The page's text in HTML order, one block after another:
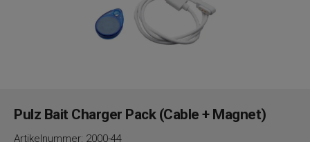
Pulz Bait Charger Pack (Cable + Magnet)
Artikelnummer: 2000-44